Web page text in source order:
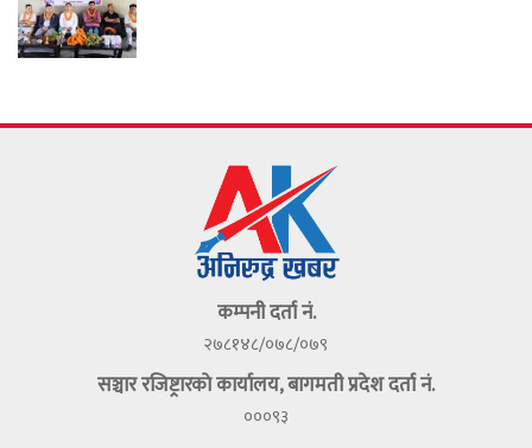
कम्पनी दर्ता नं.
२७८१४८/०७८/०७९
सञ्चार रजिष्ट्रारकाे कार्यालय, बागमती प्रदेश दर्ता नं.
०००९३